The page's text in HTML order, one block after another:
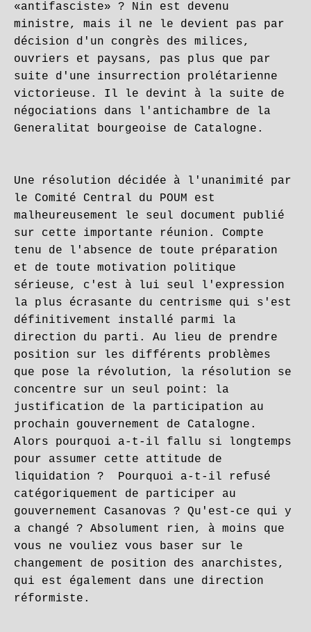
«antifasciste» ? Nin est devenu
ministre, mais il ne le devient pas par
décision d'un congrès des milices,
ouvriers et paysans, pas plus que par
suite d'une insurrection prolétarienne
victorieuse. Il le devint à la suite de
négociations dans l'antichambre de la
Generalitat bourgeoise de Catalogne.
Une résolution décidée à l'unanimité par
le Comité Central du POUM est
malheureusement le seul document publié
sur cette importante réunion. Compte
tenu de l'absence de toute préparation
et de toute motivation politique
sérieuse, c'est à lui seul l'expression
la plus écrasante du centrisme qui s'est
définitivement installé parmi la
direction du parti. Au lieu de prendre
position sur les différents problèmes
que pose la révolution, la résolution se
concentre sur un seul point: la
justification de la participation au
prochain gouvernement de Catalogne.
Alors pourquoi a-t-il fallu si longtemps
pour assumer cette attitude de
liquidation ? Pourquoi a-t-il refusé
catégoriquement de participer au
gouvernement Casanovas ? Qu'est-ce qui y
a changé ? Absolument rien, à moins que
vous ne vouliez vous baser sur le
changement de position des anarchistes,
qui est également dans une direction
réformiste.